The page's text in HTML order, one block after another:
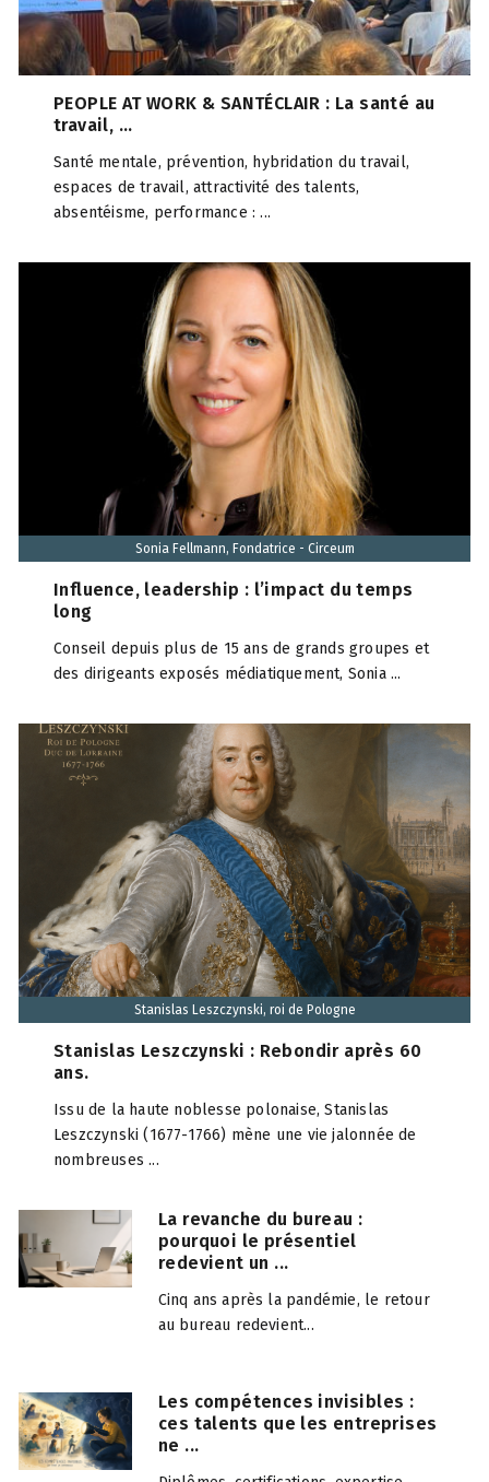
PEOPLE AT WORK & SANTÉCLAIR : La santé au
travail, ...
Santé mentale, prévention, hybridation du travail,
espaces de travail, attractivité des talents,
absentéisme, performance : ...
Sonia Fellmann, Fondatrice - Circeum
Influence, leadership : l’impact du temps
long
Conseil depuis plus de 15 ans de grands groupes et
des dirigeants exposés médiatiquement, Sonia ...
Stanislas Leszczynski, roi de Pologne
Stanislas Leszczynski : Rebondir après 60
ans.
Issu de la haute noblesse polonaise, Stanislas
Leszczynski (1677-1766) mène une vie jalonnée de
nombreuses ...
La revanche du bureau :
pourquoi le présentiel
redevient un ...
Cinq ans après la pandémie, le retour
au bureau redevient...
Les compétences invisibles :
ces talents que les entreprises
ne ...